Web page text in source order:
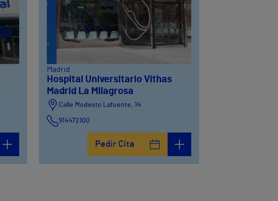
Madrid
Hospital Universitario Vithas
Madrid La Milagrosa
Calle Modesto Lafuente, 14
914472100
Pedir Cita